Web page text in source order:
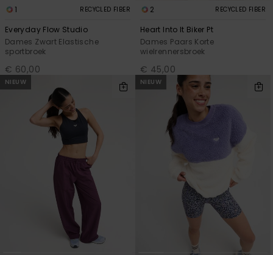
1 RECYCLED FIBER
Everyday Flow Studio
Dames Zwart Elastische
sportbroek
€ 60,00
2 RECYCLED FIBER
Heart Into It Biker Pt
Dames Paars Korte
wielrennersbroek
€ 45,00
NIEUW NIEUW